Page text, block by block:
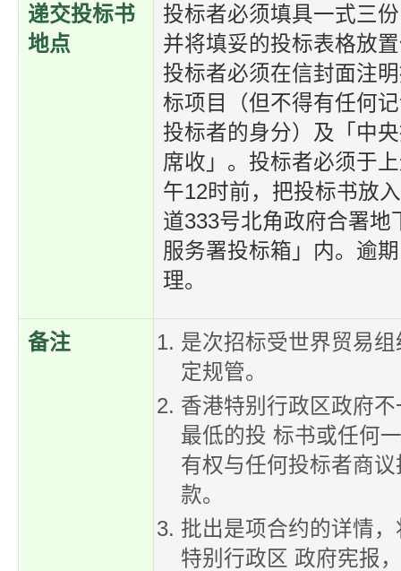
递交投标书
地点
投标者必须填具一式三
并将填妥的投标表格放
投标者必须在信封面注
标项目（但不得有任何
投标者的身分）及「中
席收」。投标者必须于
午12时前，把投标书放
道333号北角政府合署地
服务署投标箱」内。逾
理。
备注
是次招标受世界贸易
定规管。
香港特别行政区政府
最低的投 标书或任何
有权与任何投标者商
款。
批出是项合约的详情
特别行政区 政府宪报